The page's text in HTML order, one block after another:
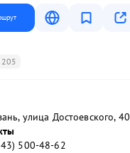
205
улица Достоевского, 40
500-48-62